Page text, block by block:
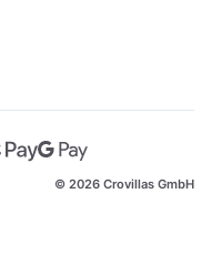
© 2026 Crovillas GmbH